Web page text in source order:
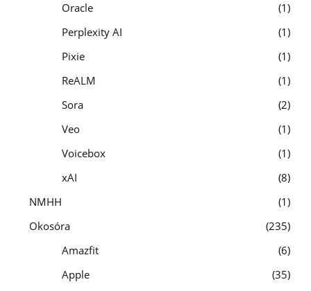
Oracle
1
Perplexity AI
1
Pixie
1
ReALM
1
Sora
2
Veo
1
Voicebox
1
xAI
8
NMHH
1
Okosóra
235
Amazfit
6
Apple
35